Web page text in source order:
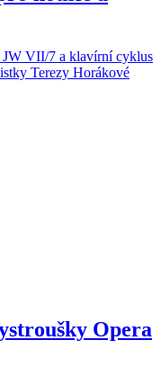
JW VII/7 a klavírní cyklus
Terezy Horákové
Opera